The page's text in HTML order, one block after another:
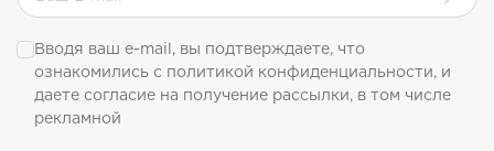
Вводя ваш e-mail, вы подтверждаете, что
ознакомились с политикой конфиденциальности, и
даете согласие на получение рассылки, в том числе
рекламной